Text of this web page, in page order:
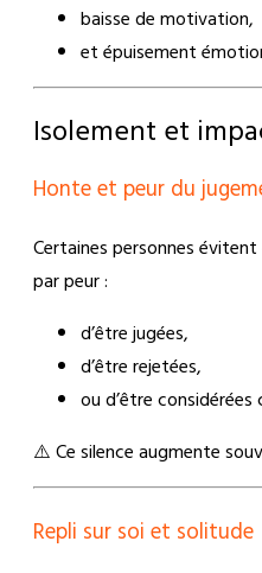
baisse de motivation,
et épuisement
Isolement et
Honte et peur du
Certaines personnes évitent
par peur :
d’être jugées,
d’être rejetées,
ou d’être
⚠️ Ce silence augmente
Repli sur soi et solitude